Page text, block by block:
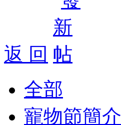
返 回
全部
寵物節簡介